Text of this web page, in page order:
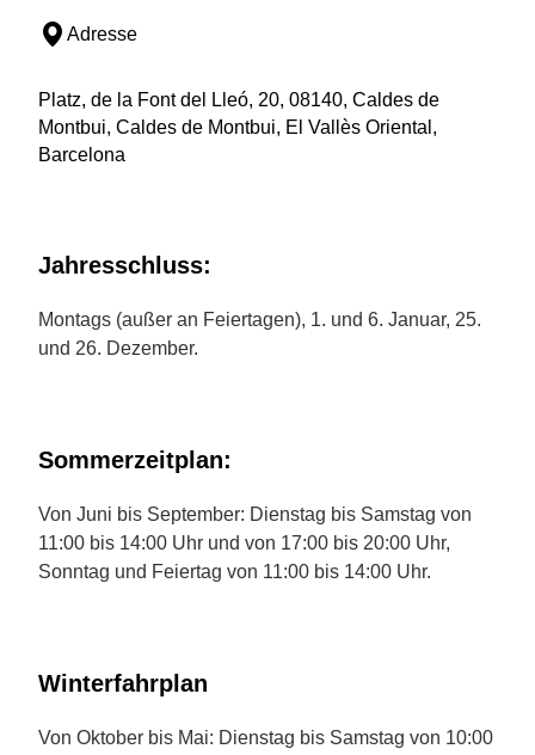
Adresse
Platz, de la Font del Lleó, 20, 08140, Caldes de
Montbui, Caldes de Montbui, El Vallès Oriental,
Barcelona
Jahresschluss:
Montags (außer an Feiertagen), 1. und 6. Januar, 25.
und 26. Dezember.
Sommerzeitplan:
Von Juni bis September: Dienstag bis Samstag von
11:00 bis 14:00 Uhr und von 17:00 bis 20:00 Uhr,
Sonntag und Feiertag von 11:00 bis 14:00 Uhr.
Winterfahrplan
Von Oktober bis Mai: Dienstag bis Samstag von 10:00